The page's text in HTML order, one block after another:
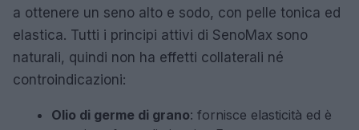
a ottenere un seno alto e sodo, con pelle tonica ed
elastica. Tutti i principi attivi di SenoMax sono
naturali, quindi non ha effetti collaterali né
controindicazioni:
Olio di germe di grano: fornisce elasticità ed è